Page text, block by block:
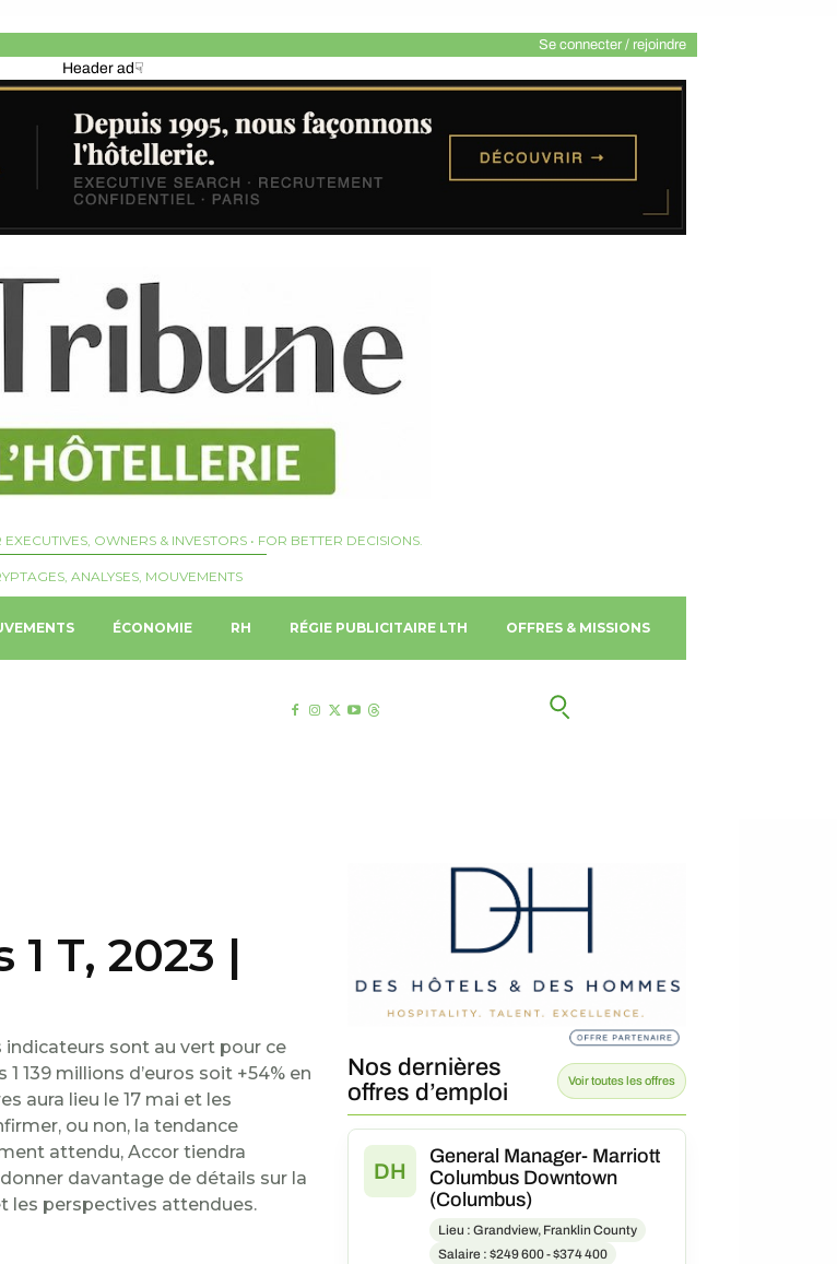
Se connecter / rejoindre
Header ad☟
OWNERS & INVESTORS • FOR BETTER DECISIONS.
ANALYSES, MOUVEMENTS
ÉCONOMIE RH RÉGIE PUBLICITAIRE LTH OFFRES & MISSIONS
T, 2023 |
sont au vert pour ce
139 millions d’euros soit +54% en
aura lieu le 17 mai et les
ou non, la tendance
attendu, Accor tiendra
davantage de détails sur la
les perspectives attendues.
Nos dernières
offres d’emploi
Voir toutes les offres
DH
General Manager- Marriott
Columbus Downtown
(Columbus)
Lieu : Grandview, Franklin County
Salaire : $249 600 - $374 400